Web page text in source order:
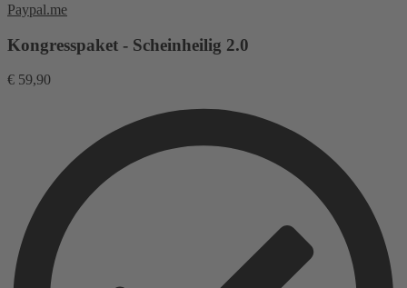
Paypal.me
Kongresspaket - Scheinheilig 2.0
€ 59,90